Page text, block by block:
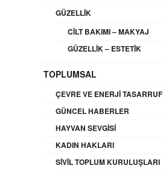
GÜZELLIK
CILT BAKIMI – MAKYAJ
GÜZELLIK – ESTETIK
TOPLUMSAL
ÇEVRE VE ENERJI TASARRUF
GÜNCEL HABERLER
HAYVAN SEVGISI
KADIN HAKLARI
SIVIL TOPLUM KURULUŞLARI